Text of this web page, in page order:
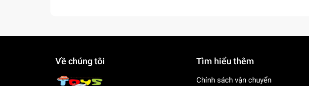
Về chúng tôi Tìm hiểu thêm
Chính sách vận chuyển